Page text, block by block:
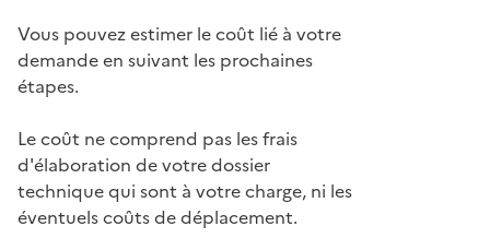
Vous pouvez estimer le coût lié à votre
demande en suivant les prochaines
étapes.
Le coût ne comprend pas les frais
d'élaboration de votre dossier
technique qui sont à votre charge, ni les
éventuels coûts de déplacement.